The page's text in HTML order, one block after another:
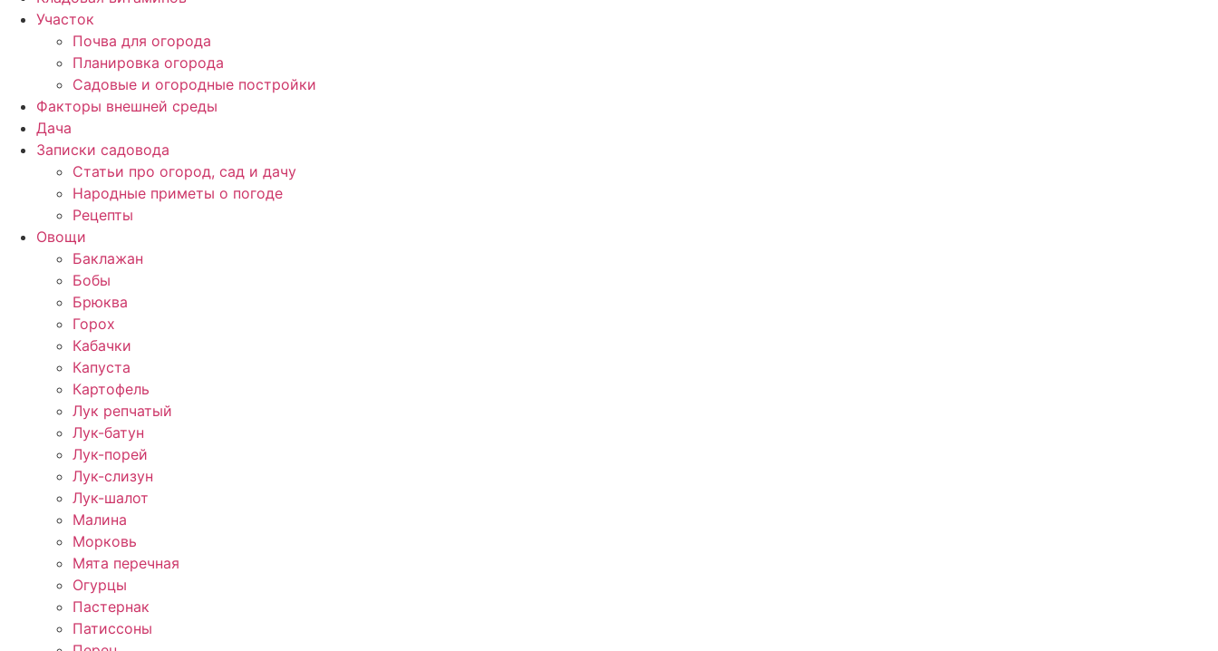
Участок
Почва для огорода
Планировка огорода
Садовые и огородные постройки
Факторы внешней среды
Дача
Записки садовода
Статьи про огород, сад и дачу
Народные приметы о погоде
Рецепты
Овощи
Баклажан
Бобы
Брюква
Горох
Кабачки
Капуста
Картофель
Лук репчатый
Лук-батун
Лук-порей
Лук-слизун
Лук-шалот
Малина
Морковь
Мята перечная
Огурцы
Пастернак
Патиссоны